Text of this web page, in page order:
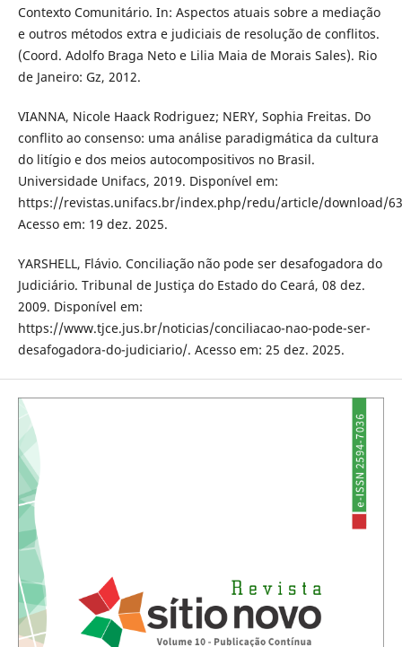
Contexto Comunitário. In: Aspectos atuais sobre a mediação
e outros métodos extra e judiciais de resolução de conflitos.
(Coord. Adolfo Braga Neto e Lilia Maia de Morais Sales). Rio
de Janeiro: Gz, 2012.
VIANNA, Nicole Haack Rodriguez; NERY, Sophia Freitas. Do
conflito ao consenso: uma análise paradigmática da cultura
do litígio e dos meios autocompositivos no Brasil.
Universidade Unifacs, 2019. Disponível em:
https://revistas.unifacs.br/index.php/redu/article/download/
Acesso em: 19 dez. 2025.
YARSHELL, Flávio. Conciliação não pode ser desafogadora do
Judiciário. Tribunal de Justiça do Estado do Ceará, 08 dez.
2009. Disponível em:
https://www.tjce.jus.br/noticias/conciliacao-nao-pode-ser-
desafogadora-do-judiciario/. Acesso em: 25 dez. 2025.